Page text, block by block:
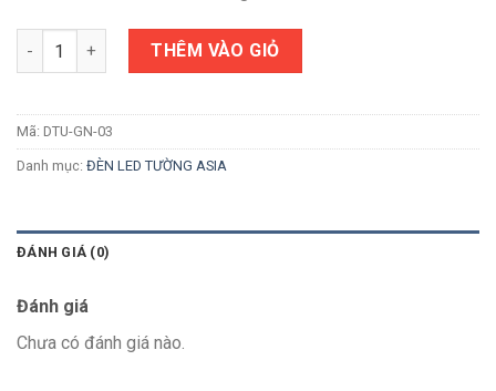
Số lượng THÊM VÀO GIỎ
Mã: DTU-GN-03
Danh mục: ĐÈN LED TƯỜNG ASIA
ĐÁNH GIÁ (0)
Đánh giá
Chưa có đánh giá nào.